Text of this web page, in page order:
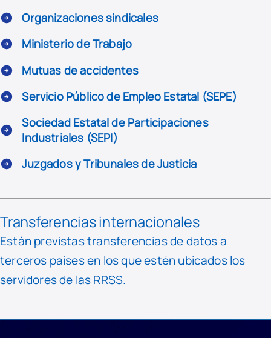
Organizaciones sindicales
Ministerio de Trabajo
Mutuas de accidentes
Servicio Público de Empleo Estatal (SEPE)
Sociedad Estatal de Participaciones
Industriales (SEPI)
Juzgados y Tribunales de Justicia
Transferencias internacionales
Están previstas transferencias de datos a
terceros países en los que estén ubicados los
servidores de las RRSS.